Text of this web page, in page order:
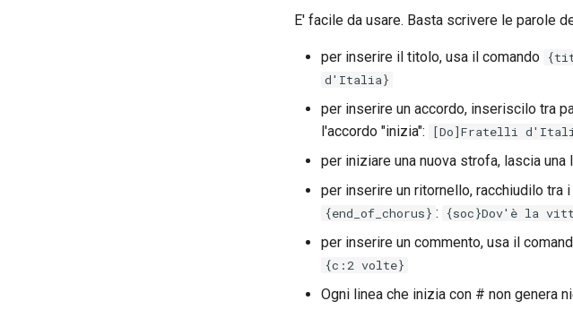
E' facile da usare. Basta scrivere le parole
per inserire il titolo, usa il comando
d'Italia}
per inserire un accordo, inseriscilo tra
l'accordo "inizia":
[Do]Fratelli
per iniziare una nuova strofa, lascia una
per inserire un ritornello, racchiudilo tra
{end_of_chorus} : {soc}Dov'è la
per inserire un commento, usa il
{c:2 volte}
Ogni linea che inizia con # non genera